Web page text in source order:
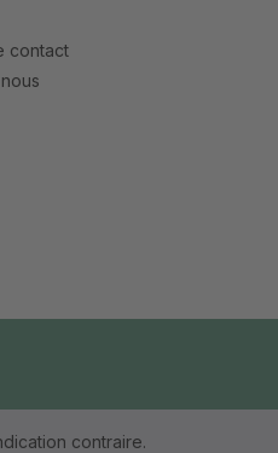
contact
contraire.